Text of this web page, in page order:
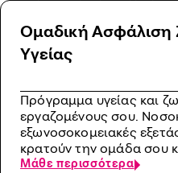
Ομαδική Ασφάλιση
Υγείας
Πρόγραμμα υγείας και
εργαζομένους σου.
εξωνοσοκομειακές
κρατούν την ομάδα σου
Μάθε περισσότερα